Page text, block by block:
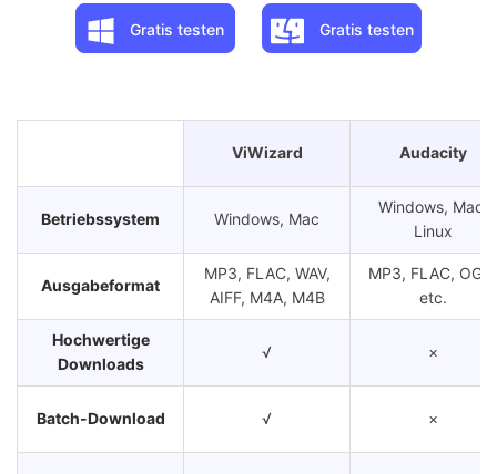
Gratis testen Gratis testen
ViWizard Audacity
Betriebssystem Windows, Mac
Windows, Mac,
Linux
Ausgabeformat
MP3, FLAC, WAV,
AIFF, M4A, M4B
MP3, FLAC, OGG,
etc.
Hochwertige
Downloads
√ ×
Batch-Download √ ×